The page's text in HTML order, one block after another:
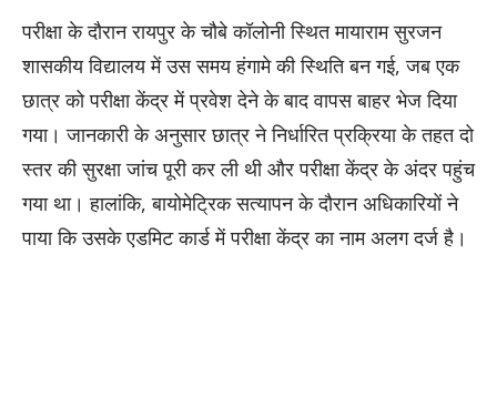
परीक्षा के दौरान रायपुर के चौबे कॉलोनी स्थित मायाराम सुरजन
शासकीय विद्यालय में उस समय हंगामे की स्थिति बन गई, जब एक
छात्र को परीक्षा केंद्र में प्रवेश देने के बाद वापस बाहर भेज दिया
गया। जानकारी के अनुसार छात्र ने निर्धारित प्रक्रिया के तहत दो
स्तर की सुरक्षा जांच पूरी कर ली थी और परीक्षा केंद्र के अंदर पहुंच
गया था। हालांकि, बायोमेट्रिक सत्यापन के दौरान अधिकारियों ने
पाया कि उसके एडमिट कार्ड में परीक्षा केंद्र का नाम अलग दर्ज है।